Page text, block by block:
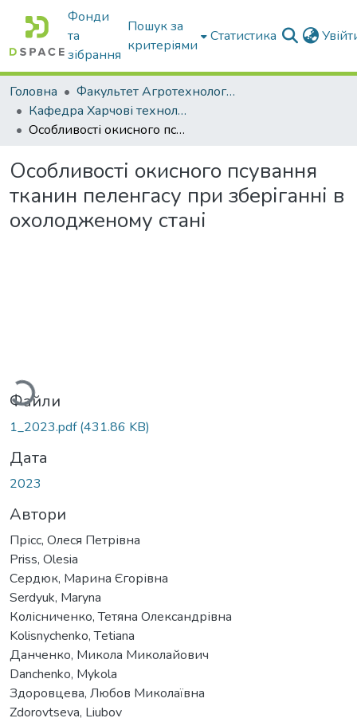
Фонди
та
зібрання
Пошук за
критеріями
Статистика
Головна
Факультет Агротехнологій та екології
Кафедра Харчові технологіі та готельно-ресторанна справа
Особливості окисного псування тканин пеленгасу при зберіганні в охолодженому стані
Особливості окисного псування
тканин пеленгасу при зберіганні в
охолодженому стані
Вантажиться...
Файли
1_2023.pdf(431.86 KB)
Дата
2023
Автори
Прісс, Олеся Петрівна
Priss, Olesia
Сердюк, Марина Єгорівна
Serdyuk, Maryna
Колісниченко, Тетяна Олександрівна
Kolisnychenko, Tеtiana
Данченко, Микола Миколайович
Danchenko, Mykola
Здоровцева, Любов Миколаївна
Zdorovtseva, Liubov